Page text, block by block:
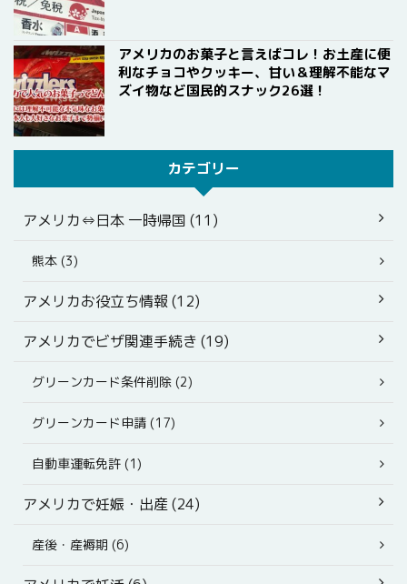
アメリカのお菓子と言えばコレ！お土産に便
利なチョコやクッキー、甘い＆理解不能なマ
ズイ物など国民的スナック26選！
カテゴリー
アメリカ⇔日本 一時帰国 (11)
熊本 (3)
アメリカお役立ち情報 (12)
アメリカでビザ関連手続き (19)
グリーンカード条件削除 (2)
グリーンカード申請 (17)
自動車運転免許 (1)
アメリカで妊娠・出産 (24)
産後・産褥期 (6)